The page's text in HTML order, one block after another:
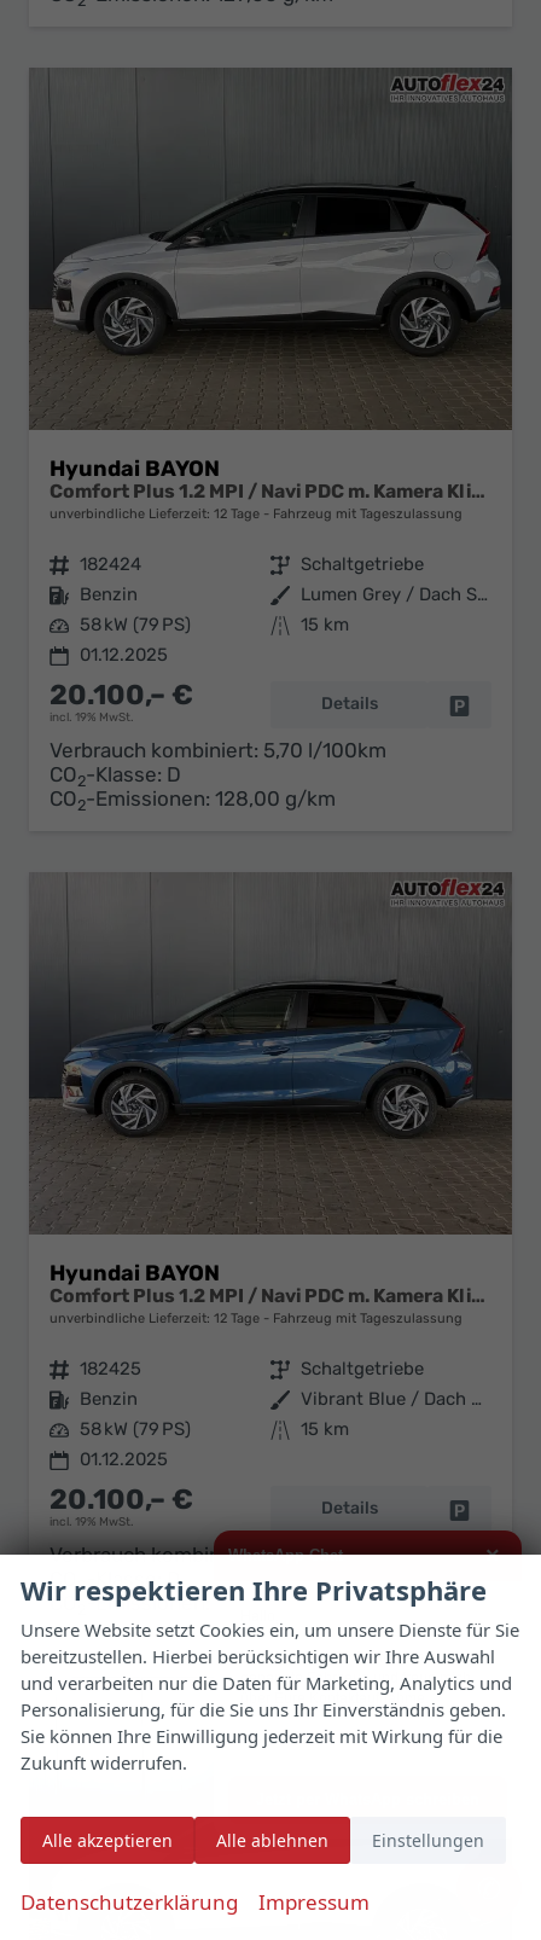
Hyundai BAYON
Comfort Plus 1.2 MPI / Navi PDC m. Kamera Klimaautom./ LED Sitz & Lenkr.Heiz/ Alu16
unverbindliche Lieferzeit: 12 Tage Fahrzeug mit Tageszulassung
Fahrzeugnr. 182424 Getriebe Schaltgetriebe
Kraftstoff Benzin Außenfarbe
Lumen Grey / Dach Schwarz
Leistung 58 kW (79 PS) Kilometerstand 15 km
01.12.2025
20.100,– €
incl. 19% MwSt.
Details
Verbrauch kombiniert: 5,70 l/100km
CO2-Klasse: D
CO2-Emissionen: 128,00 g/km
Hyundai BAYON
Comfort Plus 1.2 MPI / Navi PDC m. Kamera Klimaautom./ LED Sitz & Lenkr.Heiz/ Alu16
unverbindliche Lieferzeit: 12 Tage Fahrzeug mit Tageszulassung
Fahrzeugnr. 182425 Getriebe Schaltgetriebe
Kraftstoff Benzin Außenfarbe
Vibrant Blue / Dach Schwarz
Leistung 58 kW (79 PS) Kilometerstand 15 km
01.12.2025
20.100,– €
incl. 19% MwSt.
Details
Verbrauch kombiniert:5,70 l/100km
CO
2 -Klasse: D
CO -Emissionen:128,00 g/km
WhatsApp Chat ×
ich interessiere mich für das oben
genannte Fahrzeug und freue mich
über Eure Kontaktaufnahme.
Viele Grüße
Wir respektieren Ihre Privatsphäre
Unsere Website setzt Cookies ein, um unsere Dienste für Sie
bereitzustellen. Hierbei berücksichtigen wir Ihre Auswahl
und verarbeiten nur die Daten für Marketing, Analytics und
Personalisierung, für die Sie uns Ihr Einverständnis geben.
Sie können Ihre Einwilligung jederzeit mit Wirkung für die
Zukunft widerrufen.
Alle akzeptieren Alle ablehnen Einstellungen
Datenschutzerklärung Impressum